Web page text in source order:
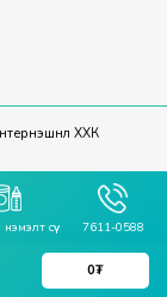
ХХК
нэмэлт сүү 7611-0588
0₮